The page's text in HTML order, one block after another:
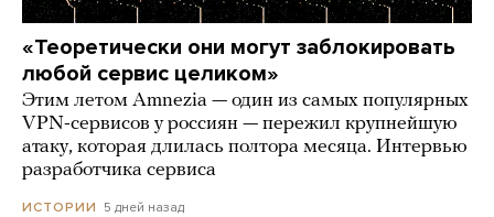
«Теоретически они могут заблокировать
любой сервис целиком»
Этим летом Amnezia — один из самых популярных
VPN-сервисов у россиян — пережил крупнейшую
атаку, которая длилась полтора месяца. Интервью
разработчика сервиса
ИСТОРИИ 5 дней назад